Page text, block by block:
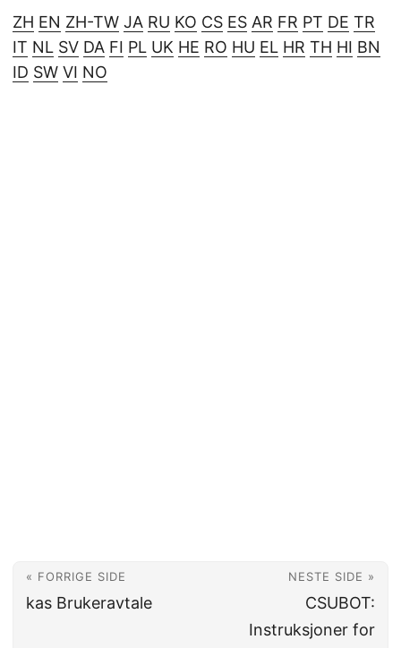
ZH EN ZH-TW JA RU KO CS ES AR FR PT DE TR
IT NL SV DA FI PL UK HE RO HU EL HR TH HI BN
ID SW VI NO
« FORRIGE SIDE
kas Brukeravtale
NESTE SIDE »
CSUBOT:
Instruksjoner for